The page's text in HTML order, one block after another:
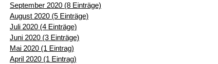
September 2020 (8 Einträge)
August 2020 (5 Einträge)
Juli 2020 (4 Einträge)
Juni 2020 (3 Einträge)
Mai 2020 (1 Eintrag)
April 2020 (1 Eintrag)